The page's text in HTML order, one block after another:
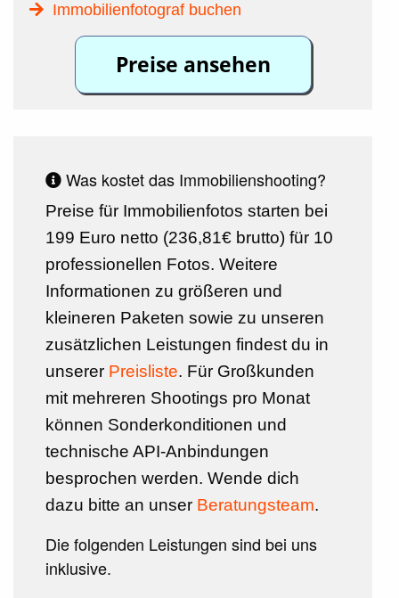
Immobilienfotograf buchen
Preise ansehen
Was kostet das Immobilienshooting?
Preise für Immobilienfotos starten bei
199 Euro netto (236,81€ brutto) für 10
professionellen Fotos. Weitere
Informationen zu größeren und
kleineren Paketen sowie zu unseren
zusätzlichen Leistungen findest du in
unserer Preisliste. Für Großkunden
mit mehreren Shootings pro Monat
können Sonderkonditionen und
technische API-Anbindungen
besprochen werden. Wende dich
dazu bitte an unser Beratungsteam.
Die folgenden Leistungen sind bei uns
inklusive.